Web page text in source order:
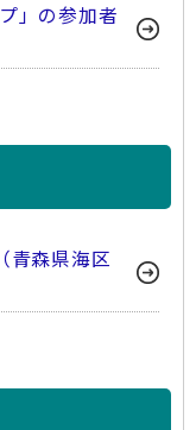
」の参加者
青森県海区